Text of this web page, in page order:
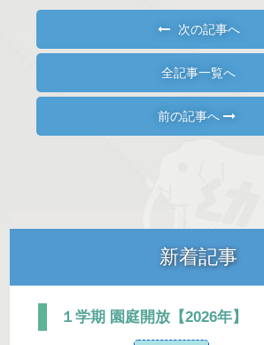
次の記事へ
全記事一覧へ
前の記事へ
新着記事
１学期 園庭開放【2026年】